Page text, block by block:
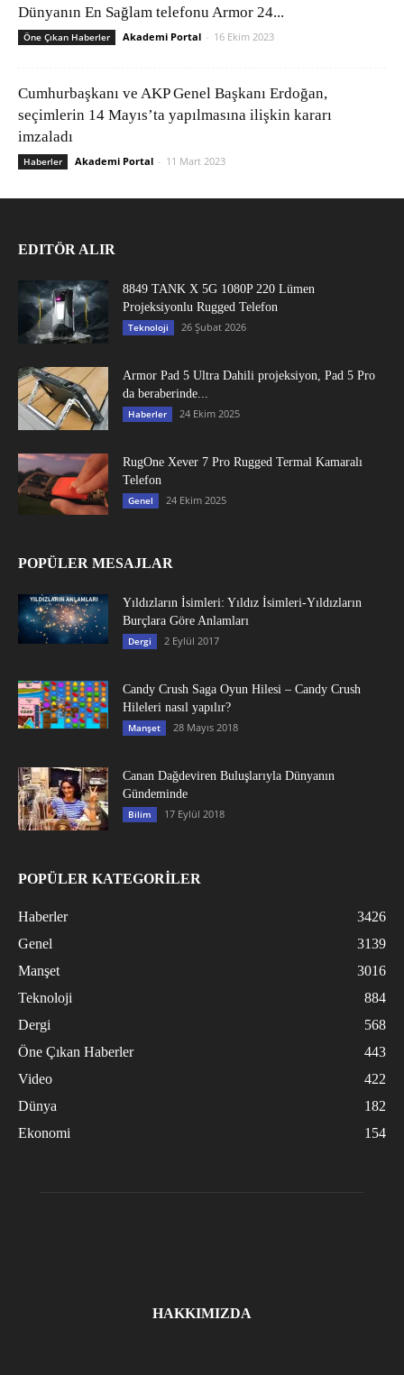
Dünyanın En Sağlam telefonu Armor 24...
Öne Çıkan Haberler Akademi Portal - 16 Ekim 2023
Cumhurbaşkanı ve AKP Genel Başkanı Erdoğan,
seçimlerin 14 Mayıs’ta yapılmasına ilişkin kararı
imzaladı
Haberler Akademi Portal - 11 Mart 2023
EDITÖR ALIR
8849 TANK X 5G 1080P 220 Lümen
Projeksiyonlu Rugged Telefon
Teknoloji 26 Şubat 2026
Armor Pad 5 Ultra Dahili projeksiyon, Pad 5 Pro
da beraberinde...
Haberler 24 Ekim 2025
RugOne Xever 7 Pro Rugged Termal Kamaralı
Telefon
Genel 24 Ekim 2025
POPÜLER MESAJLAR
Yıldızların İsimleri: Yıldız İsimleri-Yıldızların
Burçlara Göre Anlamları
Dergi 2 Eylül 2017
Candy Crush Saga Oyun Hilesi – Candy Crush
Hileleri nasıl yapılır?
Manşet 28 Mayıs 2018
Canan Dağdeviren Buluşlarıyla Dünyanın
Gündeminde
Bilim 17 Eylül 2018
POPÜLER KATEGORİLER
Haberler
3426
Genel
3139
Manşet
3016
Teknoloji
884
Dergi
568
Öne Çıkan Haberler
443
Video
422
Dünya
182
Ekonomi
154
HAKKIMIZDA